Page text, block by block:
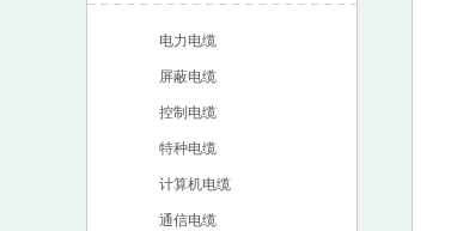
电力电缆
屏蔽电缆
控制电缆
特种电缆
计算机电缆
通信电缆